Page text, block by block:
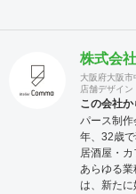
株式会
大阪府大阪
店舗デザイン
この会社
パース制
年、32歳
居酒屋・カ
あらゆる業
は、新た